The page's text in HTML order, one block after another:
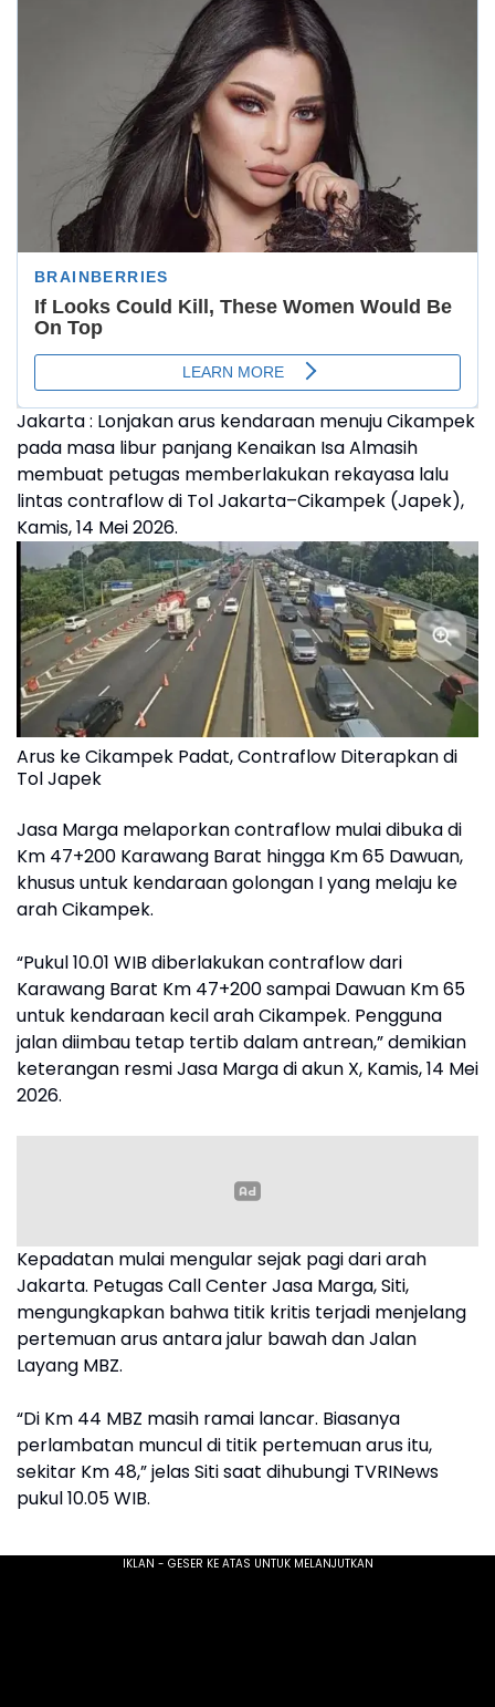
Jakarta : Lonjakan arus kendaraan menuju Cikampek
pada masa libur panjang Kenaikan Isa Almasih
membuat petugas memberlakukan rekayasa lalu
lintas contraflow di Tol Jakarta–Cikampek (Japek),
Kamis, 14 Mei 2026.
Arus ke Cikampek Padat, Contraflow Diterapkan di
Tol Japek
Jasa Marga melaporkan contraflow mulai dibuka di
Km 47+200 Karawang Barat hingga Km 65 Dawuan,
khusus untuk kendaraan golongan I yang melaju ke
arah Cikampek.
“Pukul 10.01 WIB diberlakukan contraflow dari
Karawang Barat Km 47+200 sampai Dawuan Km 65
untuk kendaraan kecil arah Cikampek. Pengguna
jalan diimbau tetap tertib dalam antrean,” demikian
keterangan resmi Jasa Marga di akun X, Kamis, 14 Mei
2026.
Kepadatan mulai mengular sejak pagi dari arah
Jakarta. Petugas Call Center Jasa Marga, Siti,
mengungkapkan bahwa titik kritis terjadi menjelang
pertemuan arus antara jalur bawah dan Jalan
Layang MBZ.
“Di Km 44 MBZ masih ramai lancar. Biasanya
perlambatan muncul di titik pertemuan arus itu,
sekitar Km 48,” jelas Siti saat dihubungi TVRINews
pukul 10.05 WIB.